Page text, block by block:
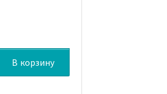
В корзину